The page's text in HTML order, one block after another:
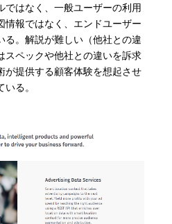
ではなく、一般ユーザーの利用
情報ではなく、エンドユーザー
る。解説が難しい（他社との違
スペックや他社との違いを訴求
が提供する顧客体験を想起させ
る。